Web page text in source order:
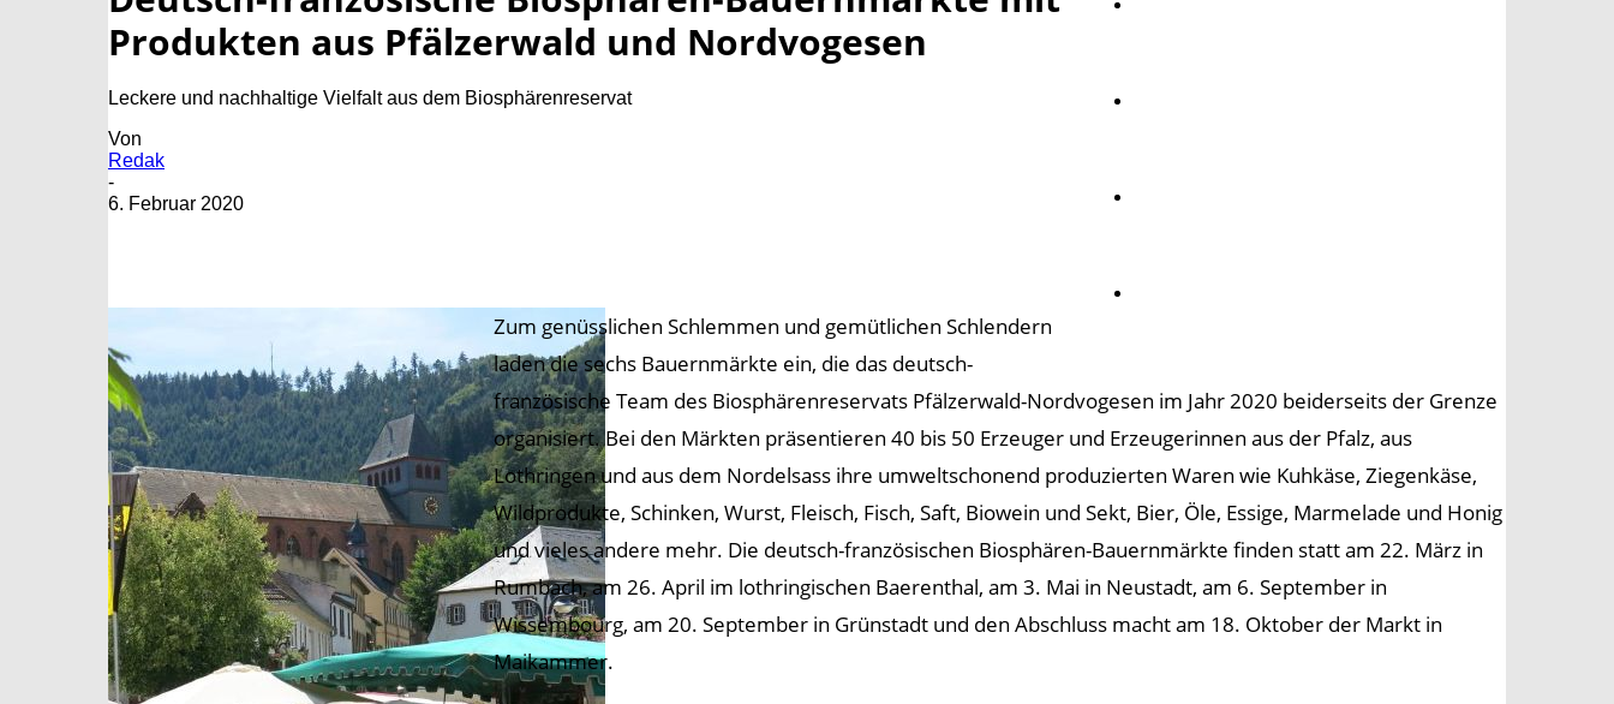
Produkten aus Pfälzerwald und Nordvogesen
Leckere und nachhaltige Vielfalt aus dem Biosphärenreservat
Von
Redak
-
6. Februar 2020
Zum genüsslichen Schlemmen und gemütlichen Schlendern
laden die sechs Bauernmärkte ein, die das deutsch-
französische Team des Biosphärenreservats Pfälzerwald-Nordvogesen im Jahr 2020 beiderseits der Grenze
organisiert. Bei den Märkten präsentieren 40 bis 50 Erzeuger und Erzeugerinnen aus der Pfalz, aus
Lothringen und aus dem Nordelsass ihre umweltschonend produzierten Waren wie Kuhkäse, Ziegenkäse,
Wildprodukte, Schinken, Wurst, Fleisch, Fisch, Saft, Biowein und Sekt, Bier, Öle, Essige, Marmelade und Honig
und vieles andere mehr. Die deutsch-französischen Biosphären-Bauernmärkte finden statt am 22. März in
Rumbach, am 26. April im lothringischen Baerenthal, am 3. Mai in Neustadt, am 6. September in
Wissembourg, am 20. September in Grünstadt und den Abschluss macht am 18. Oktober der Markt in
Maikammer.